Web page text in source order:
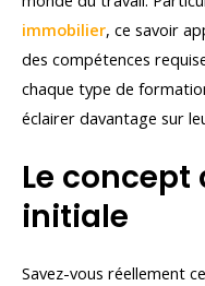
immobilier, ce savoir
des compétences
chaque type de
éclairer davantage sur
Le
initiale
Savez-vous réellement